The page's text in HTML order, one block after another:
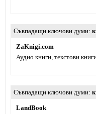
Съвпадащи ключови думи
ZaKnigi.com
Аудио книги, текстови
Съвпадащи ключови думи
LandBook